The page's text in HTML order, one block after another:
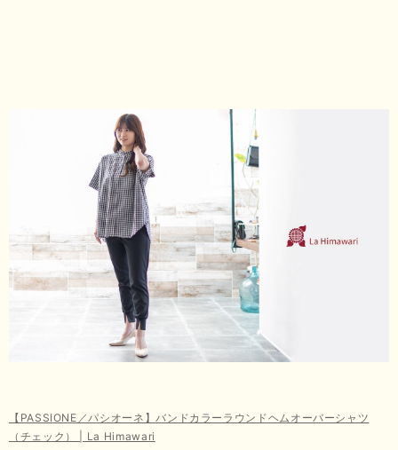
【PASSIONE／パシオーネ】バンドカラーラウンドヘムオーバーシャツ
（チェック） | La Himawari